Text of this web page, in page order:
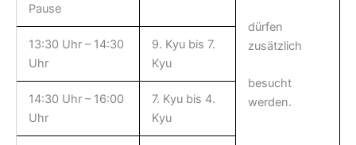
dürfen
zusätzlich
besucht
werden.
Pause
13:30 Uhr – 14:30
Uhr
9. Kyu bis 7.
Kyu
14:30 Uhr – 16:00
Uhr
7. Kyu bis 4.
Kyu